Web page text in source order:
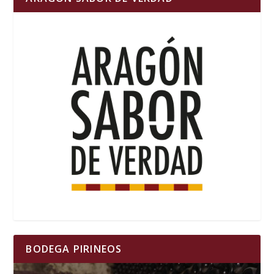
BODEGA PIRINEOS